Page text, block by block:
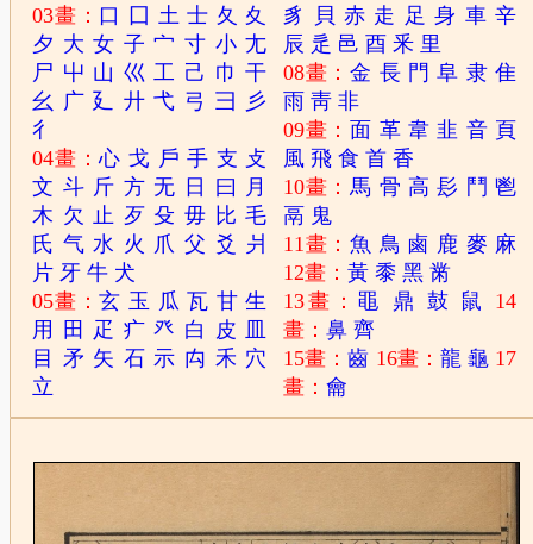
03畫： 口 囗 土 士 夂 夊
夕 大 女 子 宀 寸 小 尢
尸 屮 山 巛 工 己 巾 干
幺 广 廴 廾 弋 弓 彐
彡
彳
04畫：心 戈 戶 手 支 攴
文 斗 斤 方 无 日 曰 月
木 欠 止 歹 殳 毋 比 毛
氏 气 水 火 爪 父 爻 爿
片 牙 牛 犬
05畫：玄 玉 瓜 瓦 甘 生
用
田 疋 疒 癶 白 皮
目
矛 矢 石 示 禸 禾 穴
立
豸
貝 赤 走 足 身 車 辛
辰 辵 邑 酉 釆 里
08畫：金 長 門 阜 隶 隹
雨 靑 非
09畫： 面 革 韋 韭 音 頁
風 飛 食 首 香
10畫：馬 骨 高 髟 鬥 鬯
鬲 鬼
11畫：魚 鳥 鹵 鹿 麥 麻
12畫：黃 黍 黑 黹
13畫： 黽 鼎 鼓 鼠
14
畫：鼻 齊
15畫：齒 16畫： 龍 龜 17
畫：龠